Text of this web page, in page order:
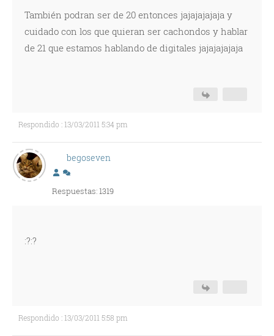
También podran ser de 20 entonces jajajajajaja y
cuidado con los que quieran ser cachondos y hablar
de 21 que estamos hablando de digitales jajajajajaja
Respondido : 13/03/2011 5:34 pm
begoseven
Respuestas: 1319
:?:?
Respondido : 13/03/2011 5:58 pm